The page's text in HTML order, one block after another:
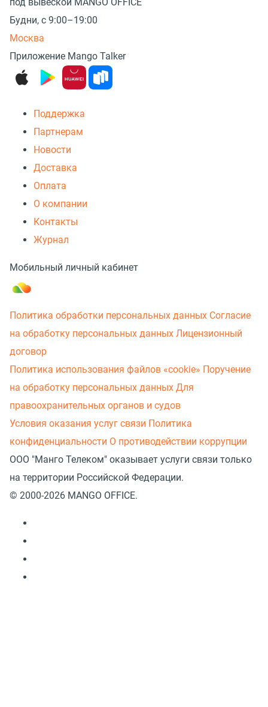
под вывеской MANGO OFFICE
Будни, с 9:00–19:00
Москва
Приложение Mango Talker
Поддержка
Партнерам
Новости
Доставка
Оплата
О компании
Контакты
Журнал
Мобильный личный кабинет
Политика обработки персональных данных Согласие
на обработку персональных данных Лицензионный
договор
Политика использования файлов «cookie» Поручение
на обработку персональных данных Для
правоохранительных органов и судов
Условия оказания услуг связи Политика
конфиденциальности О противодействии коррупции
ООО "Манго Телеком" оказывает услуги связи только
на территории Российской Федерации.
© 2000-2026 MANGO OFFICE.